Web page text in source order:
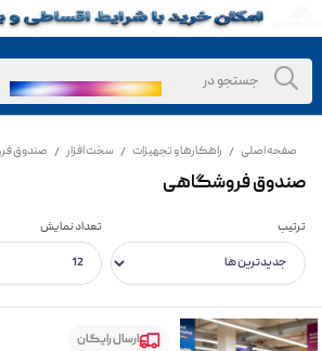
صفحه اصلی / راهکارها و تجهیزات / سخت افزار / صندوق
صندوق فروشگاهی
ترتیب تعداد نمایش
ارسال رایگان